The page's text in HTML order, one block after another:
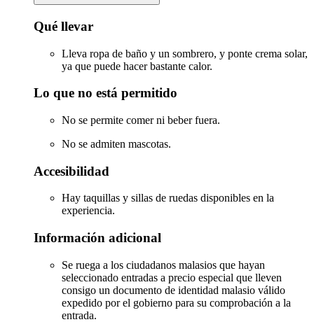
Qué llevar
Lleva ropa de baño y un sombrero, y ponte crema solar,
ya que puede hacer bastante calor.
Lo que no está permitido
No se permite comer ni beber fuera.
No se admiten mascotas.
Accesibilidad
Hay taquillas y sillas de ruedas disponibles en la
experiencia.
Información adicional
Se ruega a los ciudadanos malasios que hayan
seleccionado entradas a precio especial que lleven
consigo un documento de identidad malasio válido
expedido por el gobierno para su comprobación a la
entrada.